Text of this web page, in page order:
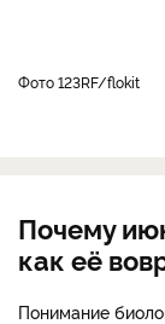
фото 123RF/flokit
Почему
как её
Понимание